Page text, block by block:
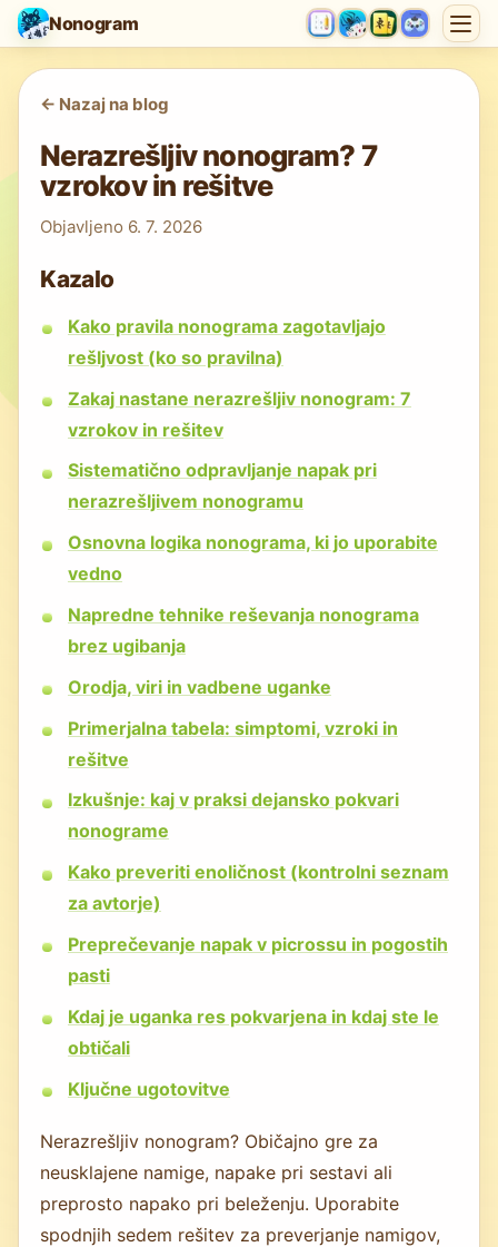
Nonogram
<- Nazaj na blog
Nerazrešljiv nonogram? 7
vzrokov in rešitve
Objavljeno 6. 7. 2026
Kazalo
Kako pravila nonograma zagotavljajo
rešljvost (ko so pravilna)
Zakaj nastane nerazrešljiv nonogram: 7
vzrokov in rešitev
Sistematično odpravljanje napak pri
nerazrešljivem nonogramu
Osnovna logika nonograma, ki jo uporabite
vedno
Napredne tehnike reševanja nonograma
brez ugibanja
Orodja, viri in vadbene uganke
Primerjalna tabela: simptomi, vzroki in
rešitve
Izkušnje: kaj v praksi dejansko pokvari
nonograme
Kako preveriti enoličnost (kontrolni seznam
za avtorje)
Preprečevanje napak v picrossu in pogostih
pasti
Kdaj je uganka res pokvarjena in kdaj ste le
obtičali
Ključne ugotovitve
Nerazrešljiv nonogram? Običajno gre za
neusklajene namige, napake pri sestavi ali
preprosto napako pri beleženju. Uporabite
spodnjih sedem rešitev za preverjanje namigov,